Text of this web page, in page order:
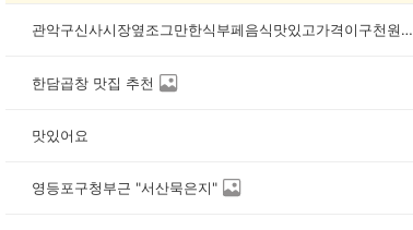
관악구신사시장옆조그만한식부페음식맛있고가격이구천원ㅅ인데요반찬은요일에따라틀리구요반찬다섯가지구요월요일수육하고된장국맛있구있어구요셋번갔는데맛갈났어요자주이용바람
한담곱창 맛집 추천
맛있어요
영등포구청부근 "서산묵은지"